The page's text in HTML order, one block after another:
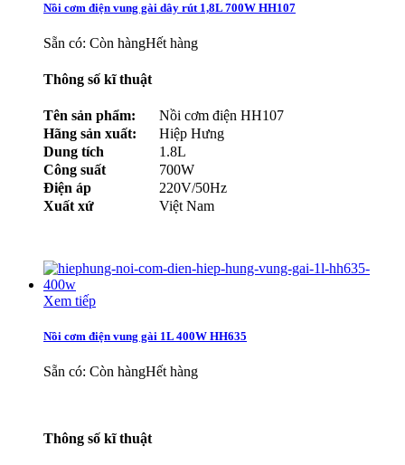
Nồi cơm điện vung gài dây rút 1,8L 700W HH107
Sẵn có: Còn hàngHết hàng
Thông số kĩ thuật
Tên sản phẩm:
Nồi cơm điện HH107
Hãng sản xuất:
Hiệp Hưng
Dung tích
1.8L
Công suất
700W
Điện áp
220V/50Hz
Xuất xứ
Việt Nam
Xem tiếp
Nồi cơm điện vung gài 1L 400W HH635
Sẵn có: Còn hàngHết hàng
Thông số kĩ thuật